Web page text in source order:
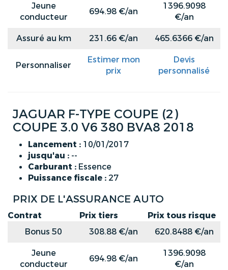
Jeune
conducteur
694.98 €/an
1396.9098
€/an
Assuré au km
231.66 €/an 465.6366 €/an
Personnaliser
Estimer mon
prix
Devis
personnalisé
JAGUAR F-TYPE COUPE (2)
COUPE 3.0 V6 380 BVA8 2018
Lancement : 10/01/2017
jusqu'au : --
Carburant : Essence
Puissance fiscale : 27
PRIX DE L'ASSURANCE AUTO
Contrat Prix tiers
Prix tous risque
Bonus 50
308.88 €/an
620.8488 €/an
Jeune
conducteur
694.98 €/an
1396.9098
€/an